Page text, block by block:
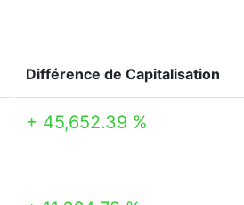
Différence de Capitalisation
+ 45,652.39 %